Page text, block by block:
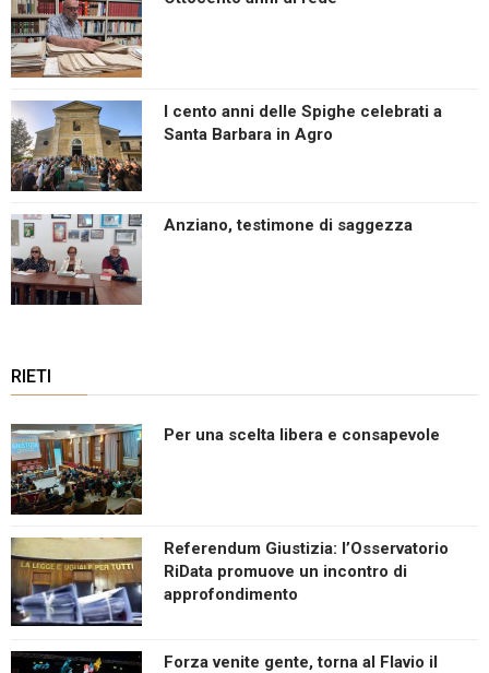
I cento anni delle Spighe celebrati a
Santa Barbara in Agro
Anziano, testimone di saggezza
RIETI
Per una scelta libera e consapevole
Referendum Giustizia: l’Osservatorio
RiData promuove un incontro di
approfondimento
Forza venite gente, torna al Flavio il